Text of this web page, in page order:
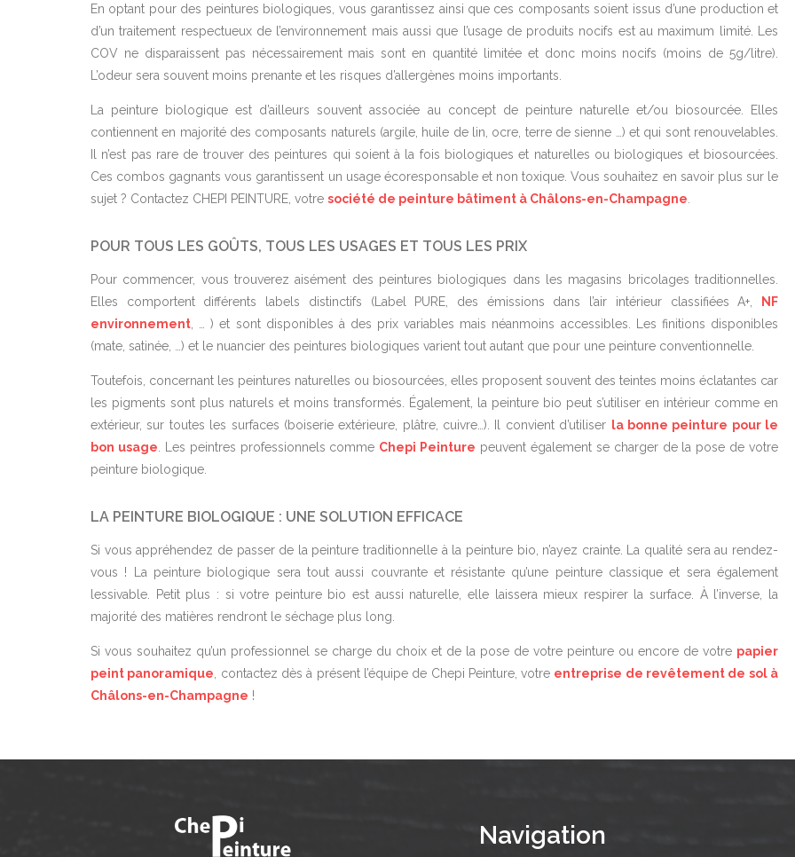
En optant pour des peintures biologiques, vous garantissez ainsi que ces composants soient issus d’une production et
d’un traitement respectueux de l’environnement mais aussi que l’usage de produits nocifs est au maximum limité. Les
COV ne disparaissent pas nécessairement mais sont en quantité limitée et donc moins nocifs (moins de 5g/litre).
L’odeur sera souvent moins prenante et les risques d’allergènes moins importants.
La peinture biologique est d’ailleurs souvent associée au concept de peinture naturelle et/ou biosourcée. Elles
contiennent en majorité des composants naturels (argile, huile de lin, ocre, terre de sienne …) et qui sont renouvelables.
Il n’est pas rare de trouver des peintures qui soient à la fois biologiques et naturelles ou biologiques et biosourcées.
Ces combos gagnants vous garantissent un usage écoresponsable et non toxique. Vous souhaitez en savoir plus sur le
sujet ? Contactez CHEPI PEINTURE, votre société de peinture bâtiment à Châlons-en-Champagne
POUR TOUS LES GOÛTS, TOUS LES USAGES ET TOUS LES PRIX
Pour commencer, vous trouverez aisément des peintures biologiques dans les magasins bricolages traditionnelles.
Elles comportent différents labels distinctifs (Label PURE, des émissions dans l’air intérieur classifiées A+, NF
environnement , … ) et sont disponibles à des prix variables mais néanmoins accessibles. Les finitions disponibles
(mate, satinée, …) et le nuancier des peintures biologiques varient tout autant que pour une peinture conventionnelle.
Toutefois, concernant les peintures naturelles ou biosourcées, elles proposent souvent des teintes moins éclatantes car
les pigments sont plus naturels et moins transformés. Également, la peinture bio peut s’utiliser en intérieur comme en
extérieur, sur toutes les surfaces (boiserie extérieure, plâtre, cuivre…). Il convient d’utiliser la bonne peinture pour le
bon usage . Les peintres professionnels comme Chepi Peinture peuvent également se charger de la pose de votre
peinture biologique.
LA PEINTURE BIOLOGIQUE : UNE SOLUTION EFFICACE
Si vous appréhendez de passer de la peinture traditionnelle à la peinture bio, n’ayez crainte. La qualité sera au rendez-
vous ! La peinture biologique sera tout aussi couvrante et résistante qu’une peinture classique et sera également
lessivable. Petit plus : si votre peinture bio est aussi naturelle, elle laissera mieux respirer la surface. À l’inverse, la
majorité des matières rendront le séchage plus long.
Si vous souhaitez qu’un professionnel se charge du choix et de la pose de votre peinture ou encore de votre papier
peint panoramique , contactez dès à présent l’équipe de Chepi Peinture, votre entreprise de revêtement de sol à
Châlons-en-Champagne !
Navigation